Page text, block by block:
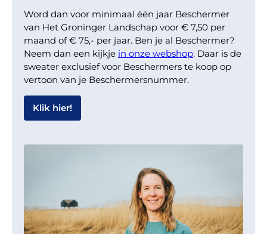
Word dan voor minimaal één jaar Beschermer
van Het Groninger Landschap voor € 7,50 per
maand of € 75,- per jaar. Ben je al Beschermer?
Neem dan een kijkje in onze webshop. Daar is de
sweater exclusief voor Beschermers te koop op
vertoon van je Beschermersnummer.
Klik hier!